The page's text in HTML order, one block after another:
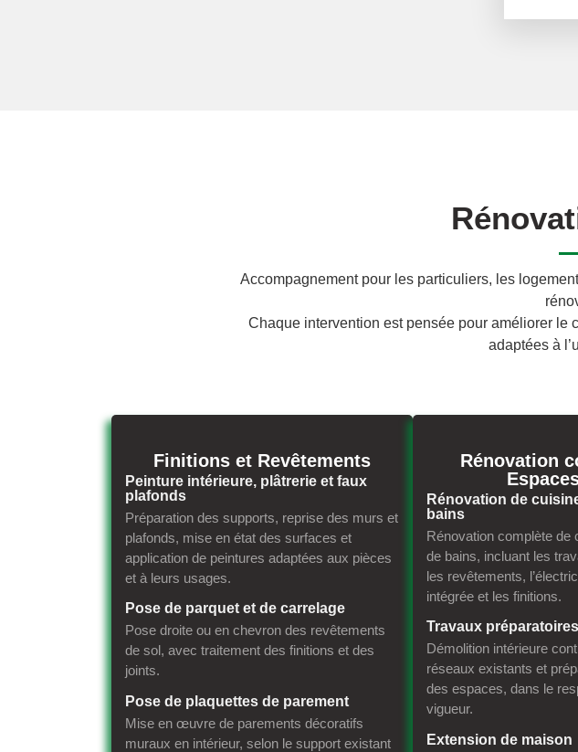
Accompagnement pour les particuliers, les
Chaque intervention est pensée pour améliorer le
adaptées à
Finitions et Revêtements
Peinture intérieure, plâtrerie et faux
plafonds
Préparation des supports, reprise des murs et
plafonds, mise en état des surfaces et
application de peintures adaptées aux pièces
et à leurs usages.
Pose de parquet et de carrelage
Pose droite ou en chevron des revêtements
de sol, avec traitement des finitions et des
joints.
Pose de plaquettes de parement
Mise en œuvre de parements décoratifs
muraux en intérieur, selon le support existant
Rénovation
Rénovation de
bains
Rénovation complète de
de bains, incluant les
les revêtements,
intégrée et les finitions.
Travaux
Démolition intérieure
réseaux existants et
des espaces, dans le
vigueur.
Extension de maison